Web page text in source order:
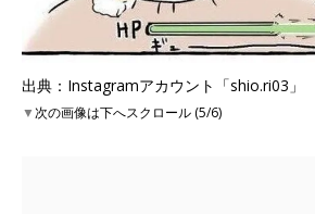
出典：Instagramアカウント「shio.ri03」
▼次の画像は下へスクロール (5/6)